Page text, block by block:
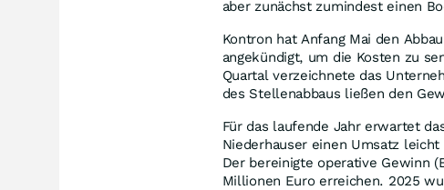
aber zunächst zumindest einen
Kontron hat Anfang Mai den
angekündigt, um die Kosten zu
Quartal verzeichnete das
des Stellenabbaus ließen den
Für das laufende Jahr erwartet
Niederhauser einen Umsatz
Der bereinigte operative Gewinn
Millionen Euro erreichen. 2025